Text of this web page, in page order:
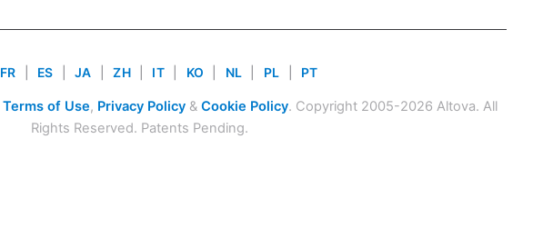
FR ES JA ZH IT KO NL PL PT
Terms of Use, Privacy Policy& Cookie Policy. Copyright 2005-2026 Altova. All
Rights Reserved. Patents Pending.